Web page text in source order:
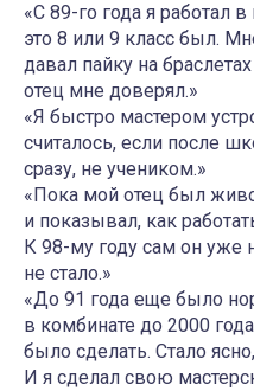
«С 89-го года я работал
это 8 или 9 класс был.
давал пайку на
отец мне доверял.»
«Я быстро мастером
считалось, если после
сразу, не учеником.»
«Пока мой отец был
и показывал, как
К 98-му году сам он уже
не стало.»
«До 91 года еще было
в комбинате до 2000
было сделать. Стало
И я сделал свою